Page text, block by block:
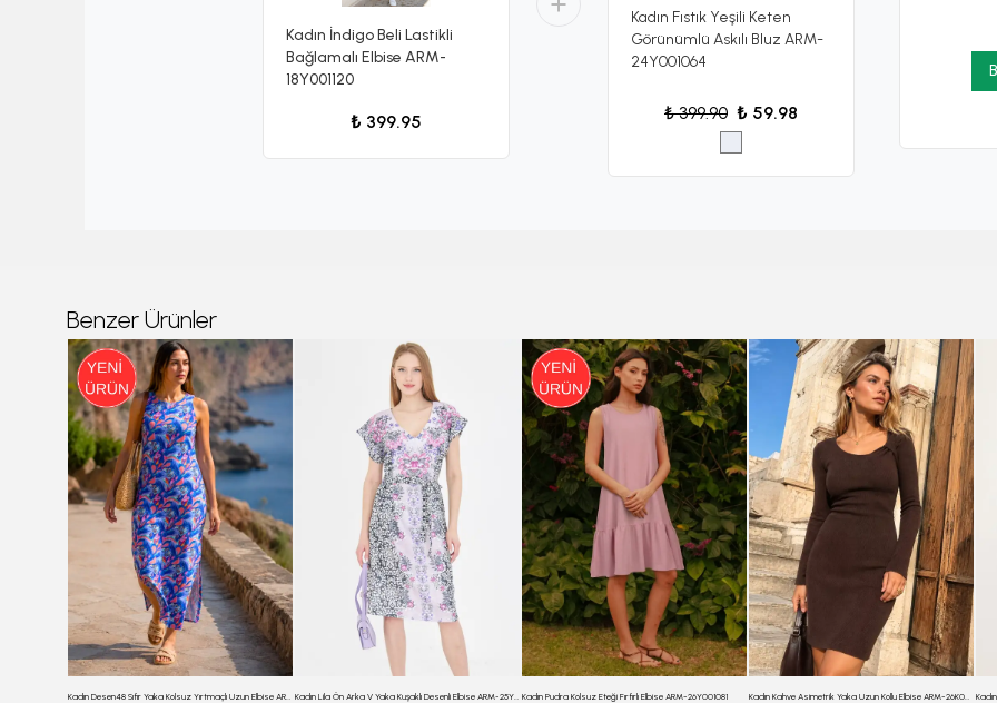
Kadın İndigo Beli Lastikli
Bağlamalı Elbise ARM-
18Y001120
₺ 399.95
Kadın Fıstık Yeşili Keten
Görünümlü Askılı Bluz ARM-
24Y001064
₺ 399.90 ₺ 59.98
Benzer Ürünler
Kadın Pudra Kolsuz Eteği Fırfırlı Elbise ARM-26Y001081